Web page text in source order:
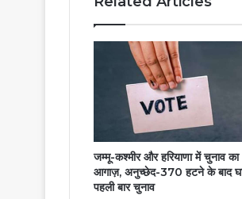
जम्मू-कश्मीर और हरियाणा में चुनाव का
आगाज़, अनुच्छेद-370 हटने के बाद
पहली बार चुनाव